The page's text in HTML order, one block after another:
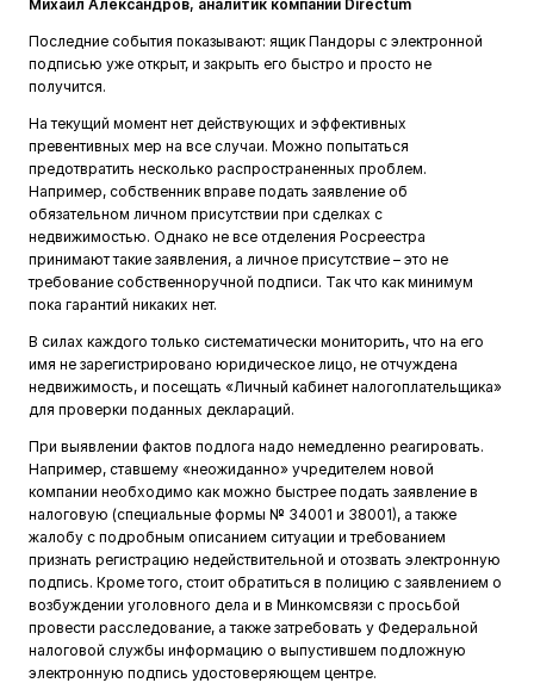
Михаил Александров, аналитик компании Directum
Последние события показывают: ящик Пандоры с электронной
подписью уже открыт, и закрыть его быстро и просто не
получится.
На текущий момент нет действующих и эффективных
превентивных мер на все случаи. Можно попытаться
предотвратить несколько распространенных проблем.
Например, собственник вправе подать заявление об
обязательном личном присутствии при сделках с
недвижимостью. Однако не все отделения Росреестра
принимают такие заявления, а личное присутствие – это не
требование собственноручной подписи. Так что как минимум
пока гарантий никаких нет.
В силах каждого только систематически мониторить, что на его
имя не зарегистрировано юридическое лицо, не отчуждена
недвижимость, и посещать «Личный кабинет налогоплательщика»
для проверки поданных деклараций.
При выявлении фактов подлога надо немедленно реагировать.
Например, ставшему «неожиданно» учредителем новой
компании необходимо как можно быстрее подать заявление в
налоговую (специальные формы № 34001 и 38001), а также
жалобу с подробным описанием ситуации и требованием
признать регистрацию недействительной и отозвать электронную
подпись. Кроме того, стоит обратиться в полицию с заявлением о
возбуждении уголовного дела и в Минкомсвязи с просьбой
провести расследование, а также затребовать у Федеральной
налоговой службы информацию о выпустившем подложную
электронную подпись удостоверяющем центре.